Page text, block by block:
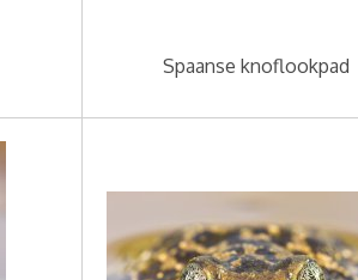
Spaanse knoflookpad